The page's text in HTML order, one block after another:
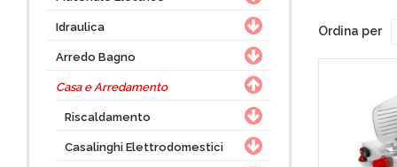
pagamento
Ordina per
Idraulica
Arredo Bagno
Casa e Arredamento
Riscaldamento
Casalinghi Elettrodomestici